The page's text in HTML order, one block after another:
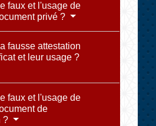
faux et l'usage de
privé ?
fausse attestation
et leur usage ?
faux et l'usage de
de
?